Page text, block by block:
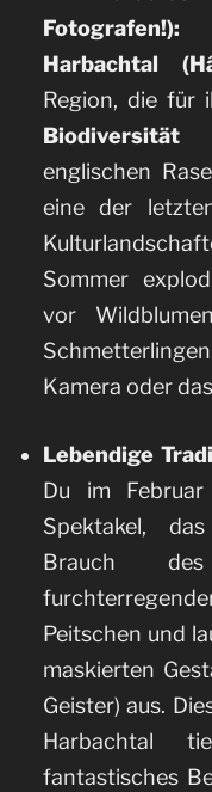
Fotografen!):
Harbachtal
Region, die für
Biodiversität
englischen
eine der
Sommer
vor
Kamera oder
Lebendige
Du im
Spektakel,
Brauch
Peitschen und
maskierten
Geister) aus.
Harbachtal
fantastisches